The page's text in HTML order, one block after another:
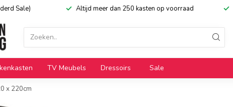
Sale) Altijd meer dan 250 kasten op voorraad
TV Meubels Dressoirs Sale
x 220cm